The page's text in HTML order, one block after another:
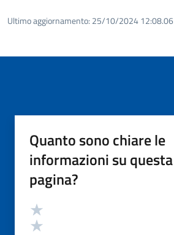
Ultimo aggiornamento: 25/10/2024 12:08.06
Quanto sono chiare le
informazioni su questa
pagina?
Valutazione